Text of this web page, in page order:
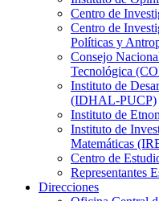
Centro de
Centro de
Políticas y
Consejo
Tecnológica
Instituto de
(IDHAL-PUCP)
Instituto de
Instituto de
Matemáticas
Centro de
Representantes
Direcciones